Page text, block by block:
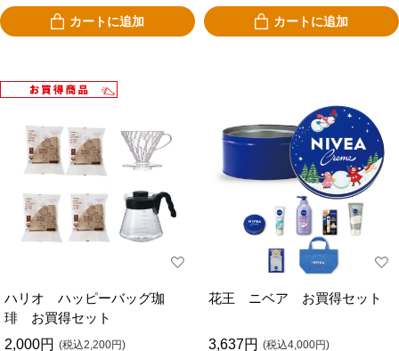
カートに追加 カートに追加
ハリオ ハッピーバッグ珈
琲 お買得セット
2,000円 (税込2,200円)
花王 ニベア お買得セット
3,637円 (税込4,000円)